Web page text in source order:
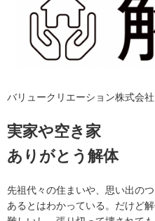
バリュークリエーション株式会社
実家や空き家
ありがとう解体
先祖代々の住まいや、思い出の
あるとはわかっている。だけど